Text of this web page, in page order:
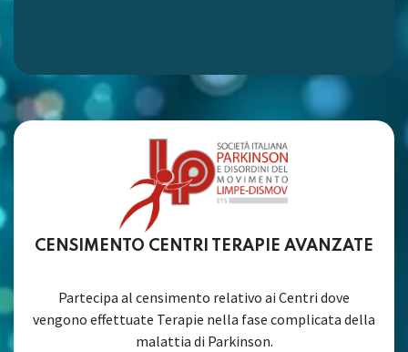
CENSIMENTO CENTRI TERAPIE AVANZATE
Partecipa al censimento relativo ai Centri dove
vengono effettuate Terapie nella fase complicata della
malattia di Parkinson.